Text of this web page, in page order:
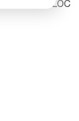
SNILLOC